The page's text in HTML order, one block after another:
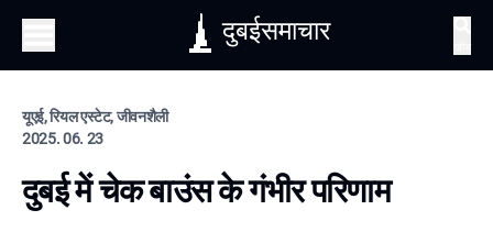
दुबईसमाचार
यूएई, रियल एस्टेट, जीवनशैली
2025. 06. 23
दुबई में चेक बाउंस के गंभीर परिणाम